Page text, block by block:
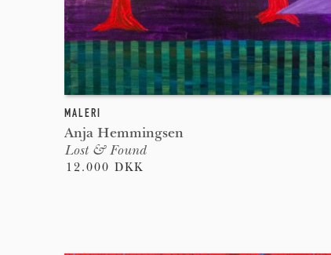
MALERI
Anja Hemmingsen
Lost & Found
12.000 DKK